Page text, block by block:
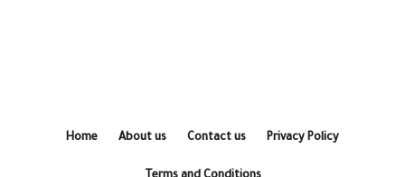
Home About us Contact us Privacy Policy